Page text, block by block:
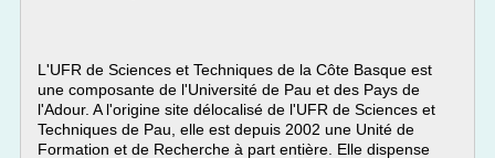
L'UFR de Sciences et Techniques de la Côte Basque est
une composante de l'Université de Pau et des Pays de
l'Adour. A l'origine site délocalisé de l'UFR de Sciences et
Techniques de Pau, elle est depuis 2002 une Unité de
Formation et de Recherche à part entière. Elle dispense